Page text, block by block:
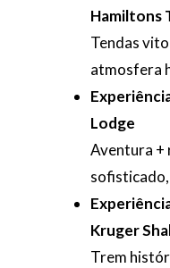
Hamiltons
Tendas
atmosfera
Lodge
Aventura +
Kruger
Trem